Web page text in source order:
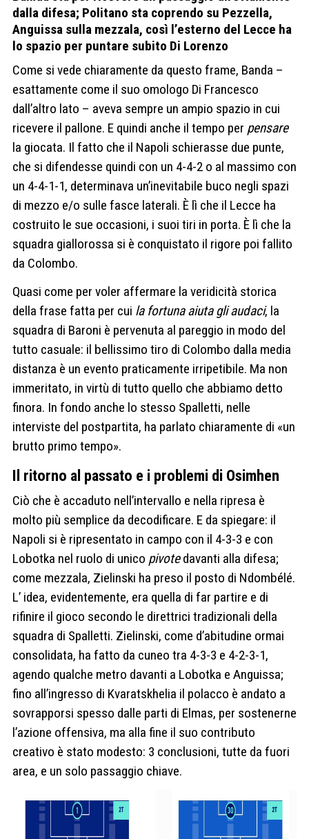
dalla difesa; Politano sta coprendo su Pezzella,
Anguissa sulla mezzala, così l’esterno del Lecce ha
lo spazio per puntare subito Di Lorenzo
Come si vede chiaramente da questo frame, Banda –
esattamente come il suo omologo Di Francesco
dall’altro lato – aveva sempre un ampio spazio in cui
ricevere il pallone. E quindi anche il tempo per pensare
la giocata. Il fatto che il Napoli schierasse due punte,
che si difendesse quindi con un 4-4-2 o al massimo con
un 4-4-1-1, determinava un’inevitabile buco negli spazi
di mezzo e/o sulle fasce laterali. È lì che il Lecce ha
costruito le sue occasioni, i suoi tiri in porta. È lì che la
squadra giallorossa si è conquistato il rigore poi fallito
da Colombo.
Quasi come per voler affermare la veridicità storica
della frase fatta per cui la fortuna aiuta gli audaci, la
squadra di Baroni è pervenuta al pareggio in modo del
tutto casuale: il bellissimo tiro di Colombo dalla media
distanza è un evento praticamente irripetibile. Ma non
immeritato, in virtù di tutto quello che abbiamo detto
finora. In fondo anche lo stesso Spalletti, nelle
interviste del postpartita, ha parlato chiaramente di «un
brutto primo tempo».
Il ritorno al passato e i problemi di Osimhen
Ciò che è accaduto nell’intervallo e nella ripresa è
molto più semplice da decodificare. E da spiegare: il
Napoli si è ripresentato in campo con il 4-3-3 e con
Lobotka nel ruolo di unico pivotedavanti alla difesa;
come mezzala, Zielinski ha preso il posto di Ndombélé.
L’ idea, evidentemente, era quella di far partire e di
rifinire il gioco secondo le direttrici tradizionali della
squadra di Spalletti. Zielinski, come d’abitudine ormai
consolidata, ha fatto da cuneo tra 4-3-3 e 4-2-3-1,
agendo qualche metro davanti a Lobotka e Anguissa;
fino all’ingresso di Kvaratskhelia il polacco è andato a
sovrapporsi spesso dalle parti di Elmas, per sostenerne
l’azione offensiva, ma alla fine il suo contributo
creativo è stato modesto: 3 conclusioni, tutte da fuori
area, e un solo passaggio chiave.